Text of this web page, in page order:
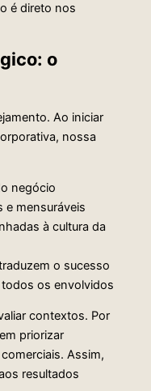
é direto nos
o
Ao iniciar
nossa
negócio
e mensuráveis
à cultura da
o sucesso
os envolvidos
contextos. Por
priorizar
Assim,
resultados